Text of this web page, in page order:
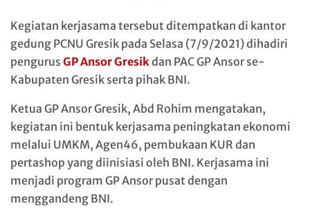
Kegiatan kerjasama tersebut ditempatkan di kantor
gedung PCNU Gresik pada Selasa (7/9/2021) dihadiri
pengurus GP Ansor Gresikdan PAC GP Ansor se-
Kabupaten Gresik serta pihak BNI.
Ketua GP Ansor Gresik, Abd Rohim mengatakan,
kegiatan ini bentuk kerjasama peningkatan ekonomi
melalui UMKM, Agen46, pembukaan KUR dan
pertashop yang diinisiasi oleh BNI. Kerjasama ini
menjadi program GP Ansor pusat dengan
menggandeng BNI.